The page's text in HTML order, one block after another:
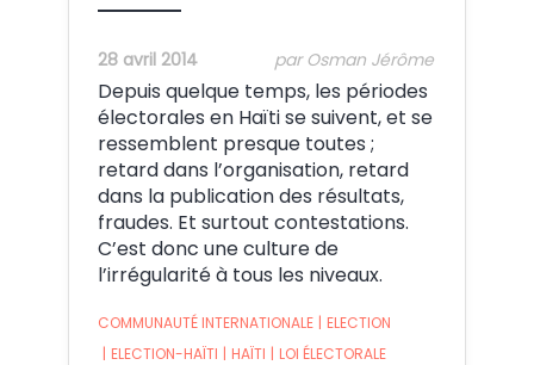
28 avril 2014 par Osman Jérôme
Depuis quelque temps, les périodes
électorales en Haïti se suivent, et se
ressemblent presque toutes ;
retard dans l’organisation, retard
dans la publication des résultats,
fraudes. Et surtout contestations.
C’est donc une culture de
l’irrégularité à tous les niveaux.
COMMUNAUTÉ INTERNATIONALE | ELECTION
| ELECTION-HAÏTI | HAÏTI | LOI ÉLECTORALE